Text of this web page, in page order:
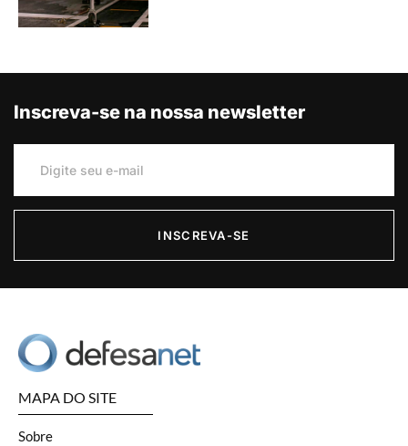
Inscreva-se na nossa newsletter
INSCREVA-SE
MAPA DO SITE
Sobre